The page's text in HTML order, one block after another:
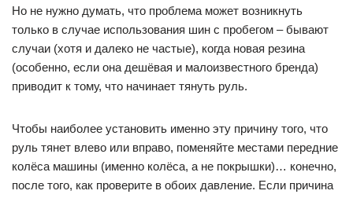
Но не нужно думать, что проблема может возникнуть
только в случае использования шин с пробегом – бывают
случаи (хотя и далеко не частые), когда новая резина
(особенно, если она дешёвая и малоизвестного бренда)
приводит к тому, что начинает тянуть руль.
Чтобы наиболее установить именно эту причину того, что
руль тянет влево или вправо, поменяйте местами передние
колёса машины (именно колёса, а не покрышки)… конечно,
после того, как проверите в обоих давление. Если причина